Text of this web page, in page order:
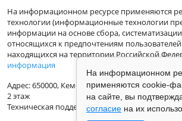
На информационном ресурсе применяются
технологии (информационные технологии
информации на основе сбора,
относящихся к предпочтениям пользователей
находящихся на территории Российской
информация
Адрес: 650000, Кемеровская Область,
2 этаж
Техническая поддержка: support@vse42.ru
На информационном
применяются cookie-
на сайте, вы
согласие на их